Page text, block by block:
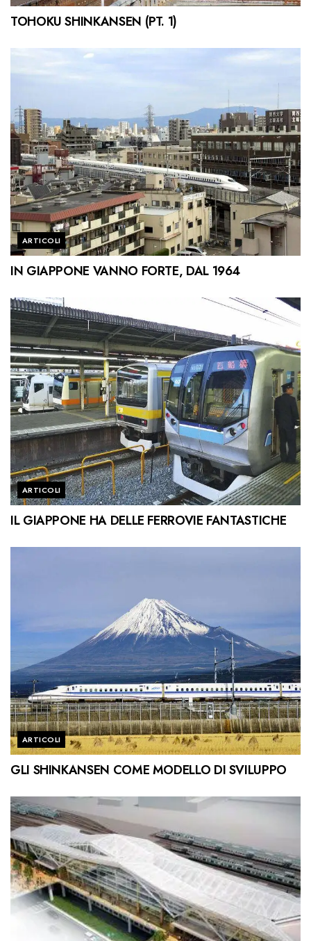
TOHOKU SHINKANSEN (PT. 1)
ARTICOLI
IN GIAPPONE VANNO FORTE, DAL 1964
ARTICOLI
IL GIAPPONE HA DELLE FERROVIE FANTASTICHE
ARTICOLI
GLI SHINKANSEN COME MODELLO DI SVILUPPO